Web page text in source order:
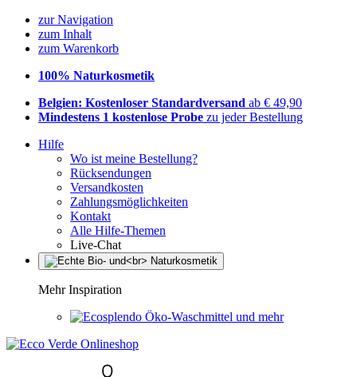
zur Navigation
zum Inhalt
zum Warenkorb
100% Naturkosmetik
Belgien: Kostenloser Standardversand ab € 49,90
Mindestens 1 kostenlose Probe zu jeder Bestellung
Hilfe
Wo ist meine Bestellung?
Rücksendungen
Versandkosten
Zahlungsmöglichkeiten
Kontakt
Alle Hilfe-Themen
Live-Chat
Mehr Inspiration
Öko-Waschmittel und mehr